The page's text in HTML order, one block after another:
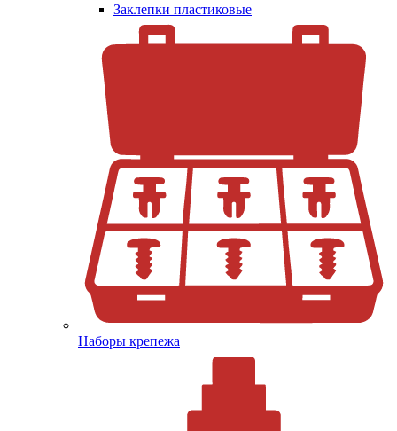
Заклепки пластиковые
Наборы крепежа